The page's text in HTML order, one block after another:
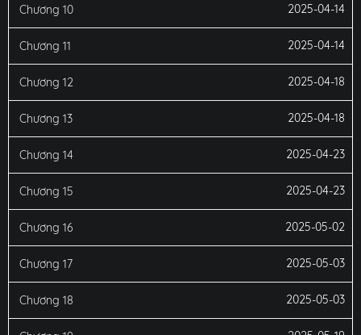
Chương 10 2025-04-14
Chương 11 2025-04-14
Chương 12 2025-04-18
Chương 13 2025-04-18
Chương 14 2025-04-23
Chương 15 2025-04-23
Chương 16 2025-05-02
Chương 17 2025-05-03
Chương 18 2025-05-03